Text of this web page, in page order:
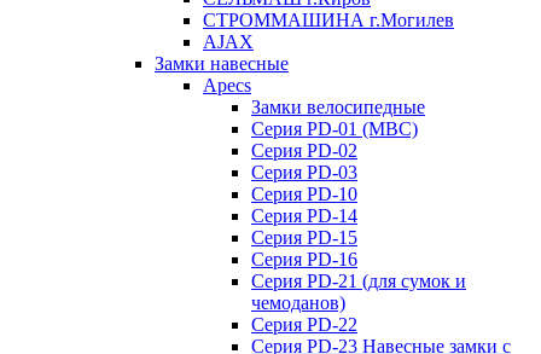
СТРОММАШИНА г.Могилев
AJAX
Замки навесные
Apecs
Замки велосипедные
Серия PD-01 (МВС)
Серия PD-02
Серия PD-03
Серия PD-10
Серия PD-14
Серия PD-15
Серия PD-16
Серия PD-21 (для сумок и
чемоданов)
Серия PD-22
Серия PD-23 Навесные замки с